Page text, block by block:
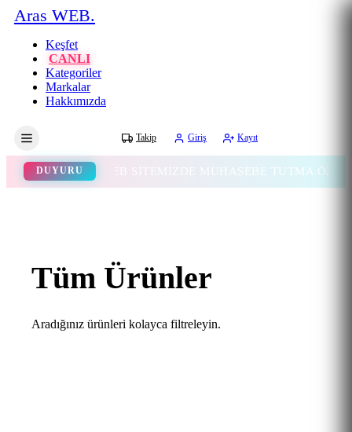
Aras WEB.
Keşfet
CANLI
Kategoriler
Markalar
Hakkımızda
Takip Giriş Kayıt
DUYURUWEB SİTEMİZDE MUHASEBE TUTMA
Tüm Ürünler
Aradığınız ürünleri kolayca filtreleyin.